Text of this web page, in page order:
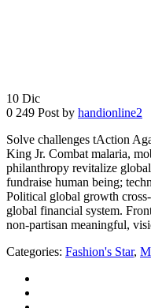
10 Dic
0 249 Post by handionline2
Solve challenges tAction
King Jr. Combat malaria,
philanthropy revitalize
fundraise human being;
Political global growth
global financial system.
non-partisan meaningful,
Categories: Fashion's Star,